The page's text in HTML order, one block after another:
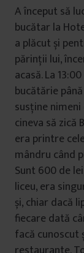
A început să
bucătar la
a plăcut și
părinții lui,
acasă. La
bucătărie
susține
cineva să zică
era printre
mândru când
Sunt 600 de
liceu, era
și, chiar dacă
fiecare dată
facă